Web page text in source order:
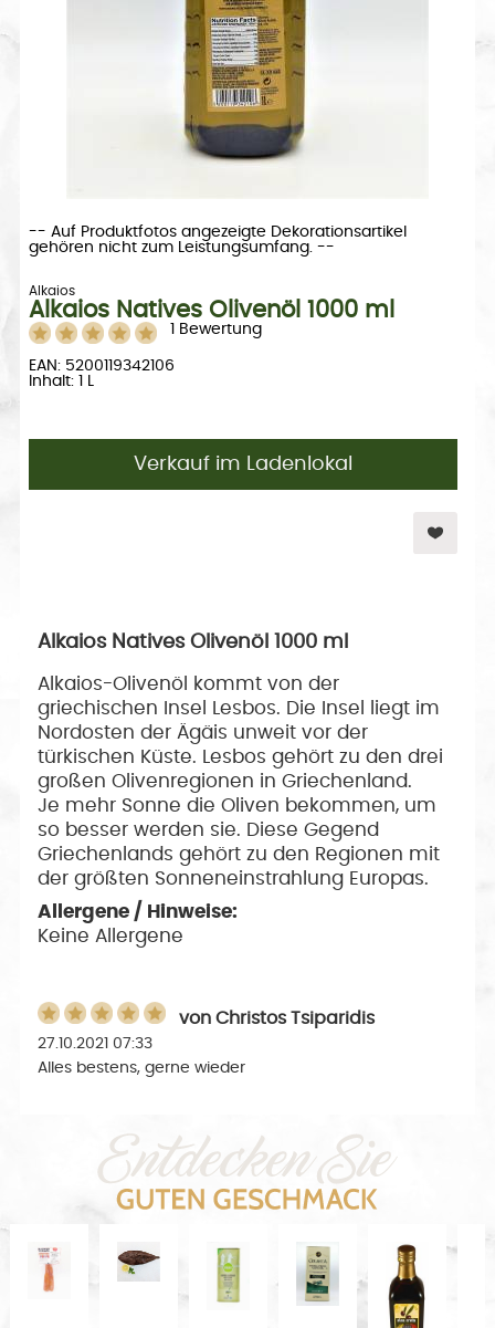
-- Auf Produktfotos angezeigte Dekorationsartikel
gehören nicht zum Leistungsumfang. --
Alkaios
Alkaios Natives Olivenöl 1000 ml
1 Bewertung
EAN: 5200119342106
Inhalt: 1 L
Verkauf im Ladenlokal
Alkaios Natives Olivenöl 1000 ml
Alkaios-Olivenöl kommt von der
griechischen Insel Lesbos. Die Insel liegt im
Nordosten der Ägäis unweit vor der
türkischen Küste. Lesbos gehört zu den drei
großen Olivenregionen in Griechenland.
Je mehr Sonne die Oliven bekommen, um
so besser werden sie. Diese Gegend
Griechenlands gehört zu den Regionen mit
der größten Sonneneinstrahlung Europas.
Allergene / Hinweise:
Keine Allergene
vonChristos Tsiparidis
27.10.2021 07:33
Alles bestens, gerne wieder